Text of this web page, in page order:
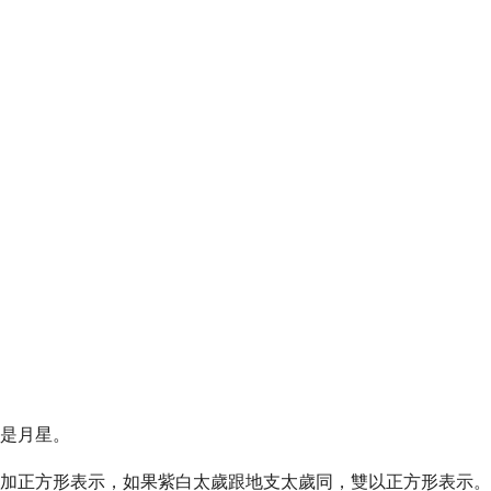
月星。
正方形表示，如果紫白太歲跟地支太歲同，雙以正方形表示。